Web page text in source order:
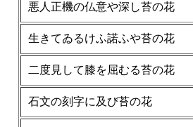
悪人正機の仏意や深し苔の花
生きてゐるけふ諾ふや苔の花
二度見して膝を屈むる苔の花
石文の刻字に及び苔の花